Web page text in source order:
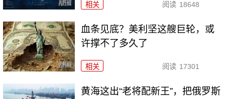
相关 阅读 18648
血条见底？美利坚这艘巨轮，或
许撑不了多久了
相关 阅读 17301
黄海这出“老将配新王”，把俄罗斯